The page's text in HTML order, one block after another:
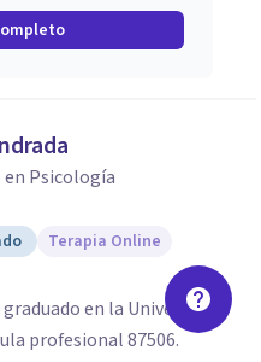
en Psicología
Terapia Online
en la Universidad
profesional 87506.